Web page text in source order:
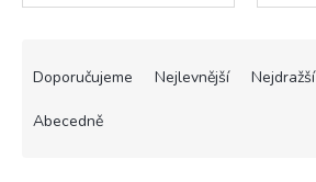
Doporučujeme Nejlevnější Nejdražší
Abecedně